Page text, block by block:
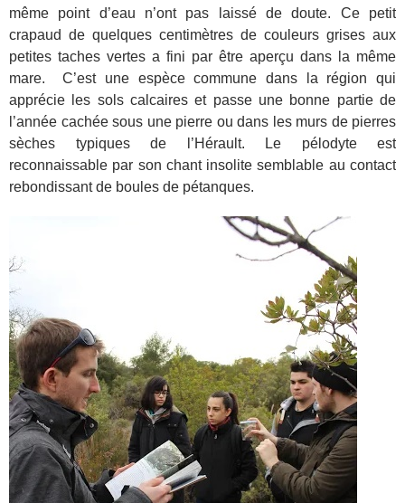
même point d’eau n’ont pas laissé de doute. Ce petit
crapaud de quelques centimètres de couleurs grises aux
petites taches vertes a fini par être aperçu dans la même
mare. C’est une espèce commune dans la région qui
apprécie les sols calcaires et passe une bonne partie de
l’année cachée sous une pierre ou dans les murs de pierres
sèches typiques de l’Hérault. Le pélodyte est
reconnaissable par son chant insolite semblable au contact
rebondissant de boules de pétanques.